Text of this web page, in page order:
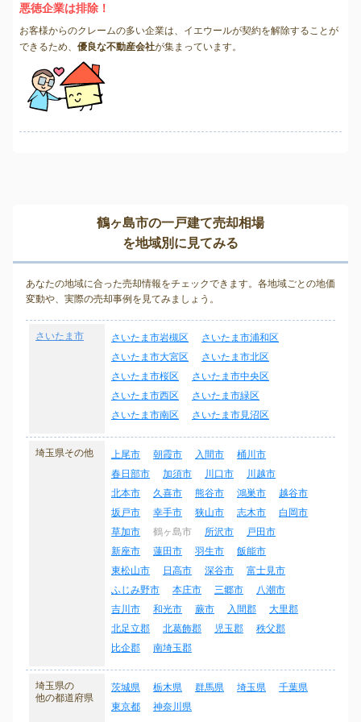
悪徳企業は排除！
お客様からのクレームの多い企業は、イエウールが契約を解除することが
できるため、 優良な不動産会社が集まっています。
鶴ヶ島市の一戸建て売却相場
を地域別に見てみる
あなたの地域に合った売却情報をチェックできます。各地域ごとの地価
変動や、実際の売却事例を見てみましょう。
さいたま市 さいたま市岩槻区
さいたま市浦和区
さいたま市大宮区
さいたま市北区
さいたま市桜区
さいたま市中央区
さいたま市西区
さいたま市緑区
さいたま市南区
さいたま市見沼区
埼玉県その他 上尾市 朝霞市 入間市
桶川市
春日部市
加須市 川口市
川越市
北本市
久喜市 熊谷市 鴻巣市
越谷市
坂戸市
幸手市 狭山市 志木市
白岡市
草加市
鶴ヶ島市 所沢市
戸田市
新座市
蓮田市 羽生市
飯能市
東松山市
日高市 深谷市
富士見市
ふじみ野市
本庄市 三郷市
八潮市
吉川市
和光市 蕨市 入間郡
大里郡
北足立郡
北葛飾郡 児玉郡
秩父郡
比企郡
南埼玉郡
埼玉県の
他の都道府県
茨城県 栃木県 群馬県 埼玉県
千葉県
東京都
神奈川県